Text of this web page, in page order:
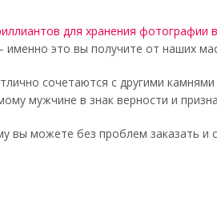
для хранения фотографии
именно это вы получите от наших
сочетаются с другими камнями
мужчине в знак верности и
вы можете без проблем заказать и